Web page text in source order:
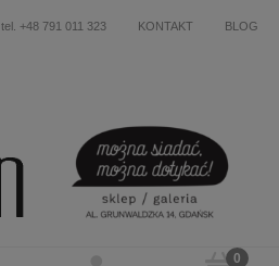
tel. +48 791 011 323 KONTAKT BLOG